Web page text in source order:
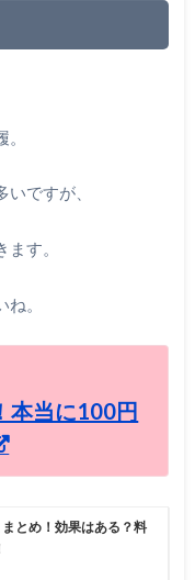
ですが、
す。
。
本当に100円
とめ！効果はある？料